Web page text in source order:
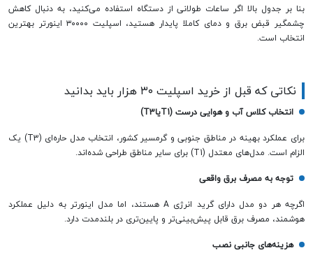
بنا بر جدول بالا اگر ساعات طولانی از دستگاه استفاده می‌کنید، به دنبال کاهش
چشمگیر قبض برق و دمای کاملا پایدار هستید، اسپلیت ۳۰۰۰۰ اینورتر بهترین
انتخاب است.
نکاتی که قبل از خرید اسپلیت ۳۰ هزار باید بدانید
انتخاب کلاس آب و هوایی درست (T1یاT3
)
برای عملکرد بهینه در مناطق جنوبی و گرمسیر کشور، انتخاب مدل حاره‌ای (T3) یک
الزام است. مدل‌های معتدل (T1) برای سایر مناطق طراحی شده‌اند.
توجه به مصرف برق واقعی
اگرچه هر دو مدل دارای گرید انرژی A هستند، اما مدل اینورتر به دلیل عملکرد
هوشمند، مصرف برق قابل پیش‌بینی‌تر و پایین‌تری در بلندمدت دارد.
هزینه‌های جانبی نصب